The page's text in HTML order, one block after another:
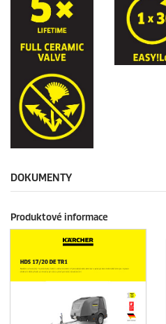
DOKUMENTY
Produktové informace